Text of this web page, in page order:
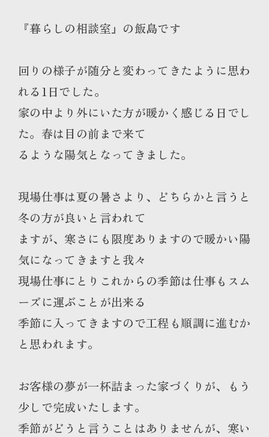
『暮らしの相談室』の飯島です
回りの様子が随分と変わってきたように思わ
れる1日でした。
家の中より外にいた方が暖かく感じる日でし
た。春は目の前まで来て
るような陽気となってきました。
現場仕事は夏の暑さより、どちらかと言うと
冬の方が良いと言われて
ますが、寒さにも限度ありますので暖かい陽
気になってきますと我々
現場仕事にとりこれからの季節は仕事もスム
ーズに運ぶことが出来る
季節に入ってきますので工程も順調に進むか
と思われます。
お客様の夢が一杯詰まった家づくりが、もう
少しで完成いたします。
季節がどうと言うことはありませんが、寒い